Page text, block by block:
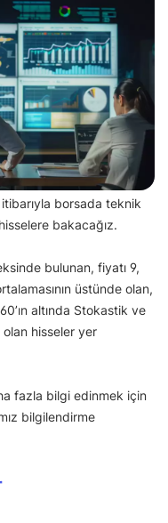
borsada teknik
bakacağız.
bulunan, fiyatı 9,
üstünde olan,
altında Stokastik ve
olan hisseler yer
fazla bilgi edinmek için
bilgilendirme